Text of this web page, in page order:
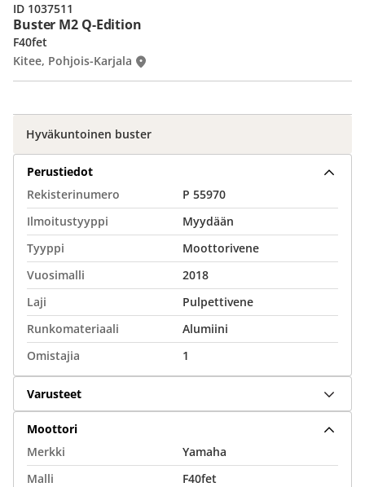
Buster M2 Q-Edition
F40fet
Kitee, Pohjois-Karjala
ID 1037511
Hyväkuntoinen buster
Perustiedot
Rekisterinumero
P 55970
Ilmoitustyyppi
Myydään
Tyyppi
Moottorivene
Vuosimalli
2018
Laji
Pulpettivene
Runkomateriaali
Alumiini
Omistajia
1
Varusteet
Moottori
Merkki
Yamaha
Malli
F40fet